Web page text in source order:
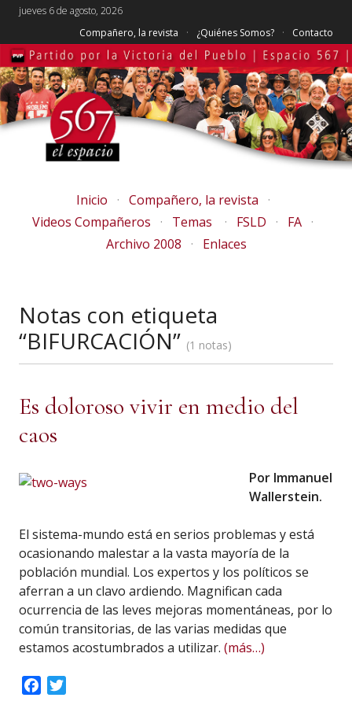
jueves 6 de agosto, 2026
Compañero, la revista
¿Quiénes Somos? Contacto
Inicio
Compañero, la revista
Videos Compañeros
Temas FSLD
FA
Archivo 2008
Enlaces
Notas con etiqueta
“BIFURCACIÓN”
1 notas
Es doloroso vivir en medio del
caos
Por Immanuel
Wallerstein.
El sistema-mundo está en serios problemas y está
ocasionando malestar a la vasta mayoría de la
población mundial. Los expertos y los políticos se
aferran a un clavo ardiendo. Magnifican cada
ocurrencia de las leves mejoras momentáneas, por lo
común transitorias, de las varias medidas que
estamos acostumbrados a utilizar. (más…)
Facebook